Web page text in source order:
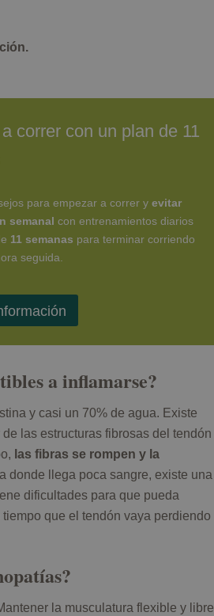
correr con un plan de 11
para empezar a correr y evitar
semanal con entrenamientos diarios
11 semanas para terminar corriendo
seguida.
a inflamarse?
y casi un 70% de agua. Existe
las estructuras fibrosas del tendón
las fibras se rompen y la
donde llega poca sangre, existe una
dificultades para que pueda
que el tendón vaya perdiendo
la musculatura flexible y libre